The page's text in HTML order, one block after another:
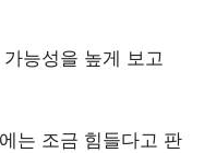
능성을 높게 보고
는 조금 힘들다고 판